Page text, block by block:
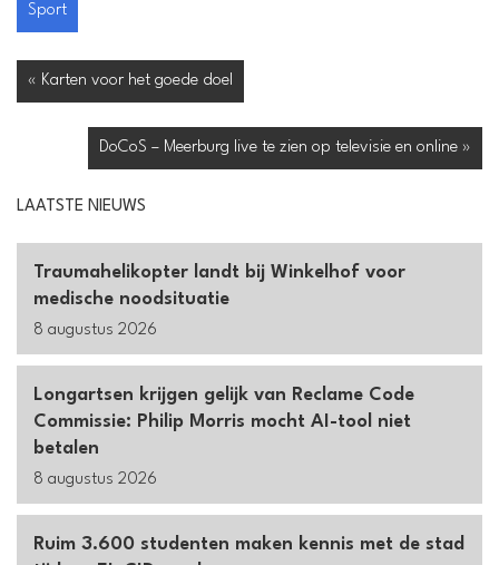
Sport
« Karten voor het goede doel
DoCoS – Meerburg live te zien op televisie en online »
LAATSTE NIEUWS
Traumahelikopter landt bij Winkelhof voor
medische noodsituatie
8 augustus 2026
Longartsen krijgen gelijk van Reclame Code
Commissie: Philip Morris mocht AI-tool niet
betalen
8 augustus 2026
Ruim 3.600 studenten maken kennis met de stad